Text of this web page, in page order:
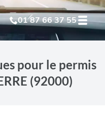
01 87 66 37 55
à annulation
pour le permis
(92000)